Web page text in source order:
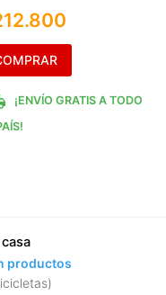
¡ENVÍO GRATIS A TODO
productos